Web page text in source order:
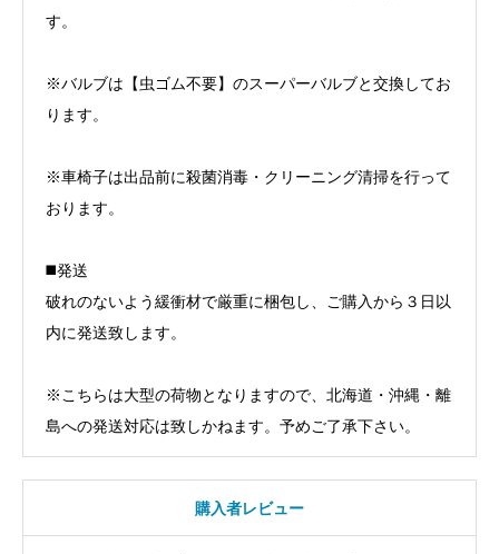
す。
※バルブは【虫ゴム不要】のスーパーバルブと交換してお
ります。
※車椅子は出品前に殺菌消毒・クリーニング清掃を行って
おります。
◼️発送
破れのないよう緩衝材で厳重に梱包し、ご購入から３日以
内に発送致します。
※こちらは大型の荷物となりますので、北海道・沖縄・離
島への発送対応は致しかねます。予めご了承下さい。
購入者レビュー